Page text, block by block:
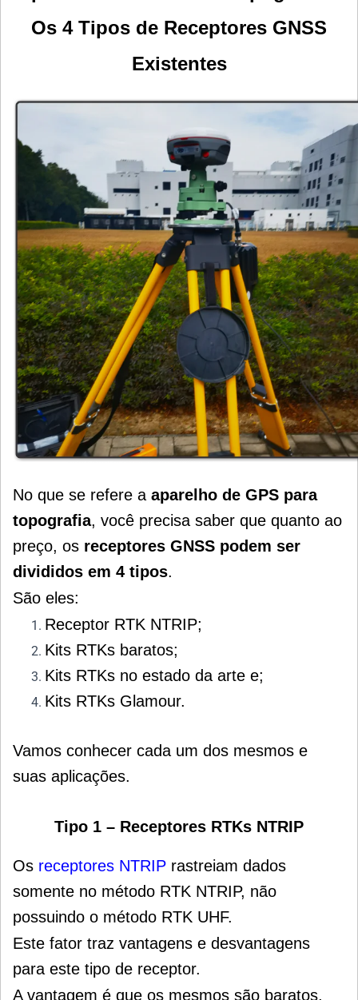
Os 4 Tipos de Receptores GNSS
Existentes
No que se refere a aparelho de GPS para
topografia, você precisa saber que quanto ao
preço, os receptores GNSS podem ser
divididos em 4 tipos.
São eles:
Receptor RTK NTRIP;
Kits RTKs baratos;
Kits RTKs no estado da arte e;
Kits RTKs Glamour.
Vamos conhecer cada um dos mesmos e
suas aplicações.
Tipo 1 – Receptores RTKs NTRIP
Os receptores NTRIP rastreiam dados
somente no método RTK NTRIP, não
possuindo o método RTK UHF.
Este fator traz vantagens e desvantagens
para este tipo de receptor.
A vantagem é que os mesmos são baratos,